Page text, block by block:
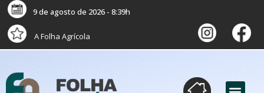
9 de agosto de 2026 - 8:39h
A Folha Agrícola